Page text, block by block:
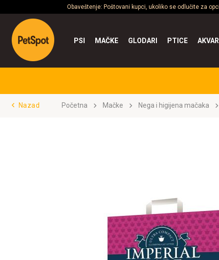
Obaveštenje: Poštovani kupci, ukoliko se odlučite za
PSI MAČKE GLODARI PTICE
Nazad Početna Mačke Nega i higijena mačaka